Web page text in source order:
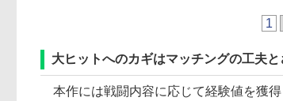
1
大ヒットへのカギはマッチングの工夫
本作には戦闘内容に応じて経験値を獲得